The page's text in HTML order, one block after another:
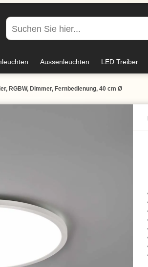
Aussenleuchten LED Treiber
RGBW, Dimmer, Fernbedienung, 40 cm Ø